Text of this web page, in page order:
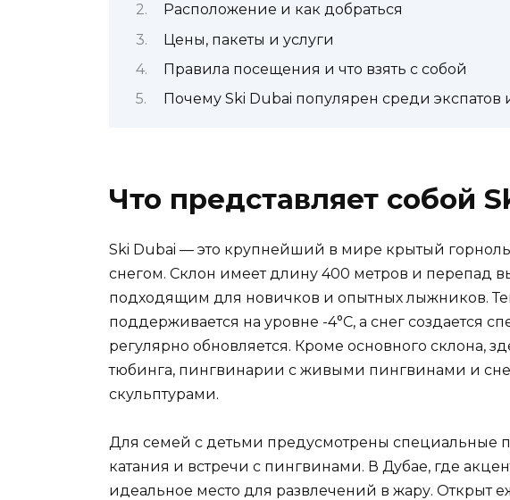
Расположение и как добраться
Цены, пакеты и услуги
Правила посещения и что взять с собой
Почему Ski Dubai популярен среди экспатов
Что представляет собой
Ski Dubai — это крупнейший в мире крытый
снегом. Склон имеет длину 400 метров и перепад
подходящим для новичков и опытных лыжников.
поддерживается на уровне -4°C, а снег создается
регулярно обновляется. Кроме основного склона,
тюбинга, пингвинарии с живыми пингвинами и
скульптурами.
Для семей с детьми предусмотрены специальные
катания и встречи с пингвинами. В Дубае, где
идеальное место для развлечений в жару. Открыт